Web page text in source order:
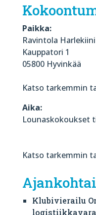
Paikka:
Ravintola Harlekiini
Kauppatori 1
05800 Hyvinkää
Katso tarkemmin
Aika:
Lounaskokoukset
Katso tarkemmin
Klubivierailu